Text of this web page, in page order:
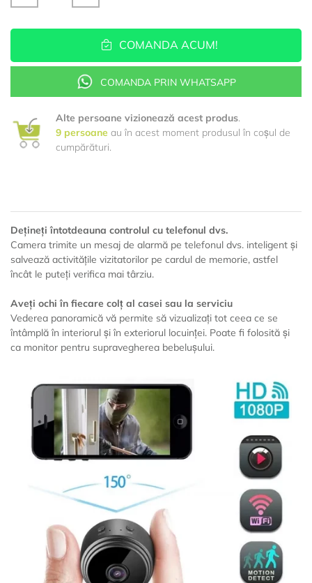
COMANDA ACUM!
COMANDA PRIN WHATSAPP
Alte persoane vizionează acest produs.
9 persoane au în acest moment produsul în coșul de
cumpărături.
Dețineți întotdeauna controlul cu telefonul dvs.
Camera trimite un mesaj de alarmă pe telefonul dvs. inteligent și
salvează activitățile vizitatorilor pe cardul de memorie, astfel
încât le puteți verifica mai târziu.
Aveți ochi în fiecare colț al casei sau la serviciu
Vederea panoramică vă permite să vizualizați tot ceea ce se
întâmplă în interiorul și în exteriorul locuinței. Poate fi folosită și
ca monitor pentru supravegherea bebelușului.